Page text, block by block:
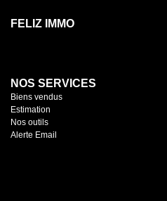
FELIZ IMMO
NOS SERVICES
Biens vendus
Estimation
Nos outils
Alerte Email